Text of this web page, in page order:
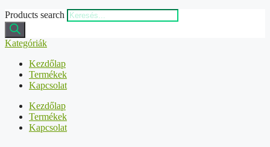
Products search
Kategóriák
Kezdőlap
Termékek
Kapcsolat
Kezdőlap
Termékek
Kapcsolat